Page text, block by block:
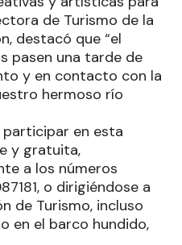
de Turismo de la
destacó que “el
pasen una tarde de
y en contacto con la
hermoso río
en esta
y gratuita,
a los números
o dirigiéndose a
de Turismo, incluso
en el barco hundido,